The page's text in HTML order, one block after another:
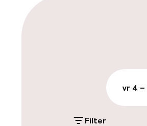
Lift
vr 4 –
Filter